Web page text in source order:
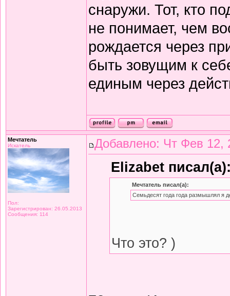
снаружи. Тот, кто
не понимает, чем
рождается через
быть зовущим к
единым через
Мечтатель
Искатель
Пол:
Зарегистрирован: 26.05.2013
Сообщения: 114
Добавлено: Чт Фев 12,
Elizabet
Мечтатель писал(а):
Семьдесят года года размышлял я
Что это? )